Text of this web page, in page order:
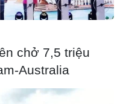
cứ ngầm của
chở 7,5 triệu
Australia